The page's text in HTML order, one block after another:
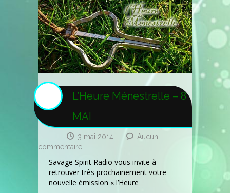
L’Heure Ménestrelle – 8
MAI
3 mai 2014
Aucun
commentairesur
Ménestrelle
–
8
Savage Spirit Radio vous invite à
retrouver très prochainement votre
nouvelle émission « l’Heure